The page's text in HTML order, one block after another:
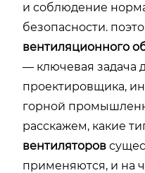
и соблюдение
безопасности.
вентиляционного
— ключевая задача
проектировщика,
горной
расскажем, какие
вентиляторов
применяются, и на